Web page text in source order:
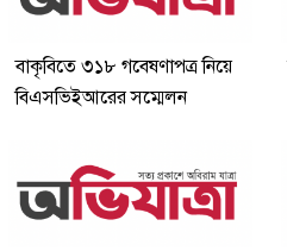
বাকৃবিতে ৩১৮ গবেষণাপত্র নিয়ে
বিএসভিইআরের সম্মেলন